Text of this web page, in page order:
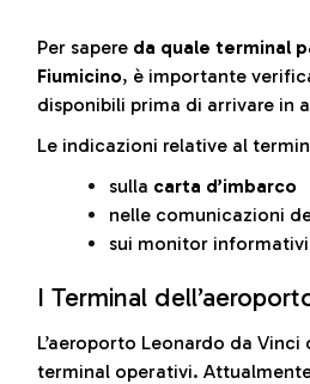
Per sapere da quale terminal
Fiumicino, è importante
disponibili prima di arrivare in
Le indicazioni relative al
sulla carta d’imbarco
nelle comunicazioni
sui monitor
I Terminal
L’aeroporto Leonardo da Vinci
terminal operativi.